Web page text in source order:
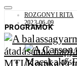
PROGRAMOK
ROZGONYI RITA
2023-06-09